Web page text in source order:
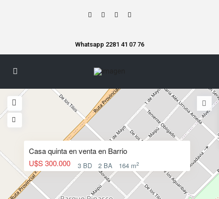
Whatsapp 2281 41 07 76
Casa quinta en venta en Barrio
U$S 300.000
3 BD 2 BA 164 m2